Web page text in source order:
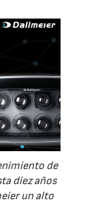
de
diez años
un alto